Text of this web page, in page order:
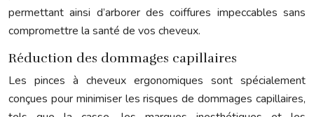
permettant ainsi d’arborer des coiffures impeccables sans
compromettre la santé de vos cheveux.
Réduction des dommages capillaires
Les pinces à cheveux ergonomiques sont spécialement
conçues pour minimiser les risques de dommages capillaires,